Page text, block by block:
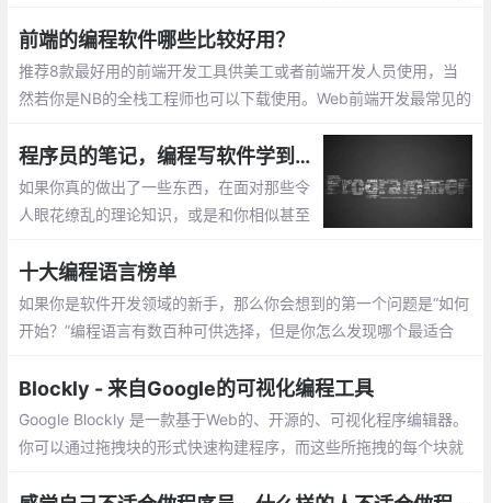
何技能的掌握都是需要不断练习的。在此整
理一些在线运行编程的网站。
前端的编程软件哪些比较好用？
推荐8款最好用的前端开发工具供美工或者前端开发人员使用，当
然若你是NB的全栈工程师也可以下载使用。Web前端开发最常见的
sual Studio Code，简称VS code
程序员的笔记，编程写软件学到的 7 件事
如果你真的做出了一些东西，在面对那些令
人眼花缭乱的理论知识，或是和你相似甚至
天结束之时，正是那些在战壕中的开发者
——构建、测试和开发了代码的人，真正做
了事情。
十大编程语言榜单
如果你是软件开发领域的新手，那么你会想到的第一个问题是“如何
开始？”编程语言有数百种可供选择，但是你怎么发现哪个最适合
最简单方法之一，是通过市场反响、技术趋势的发展…
Blockly - 来自Google的可视化编程工具
Google Blockly 是一款基于Web的、开源的、可视化程序编辑器。
你可以通过拖拽块的形式快速构建程序，而这些所拖拽的每个块就